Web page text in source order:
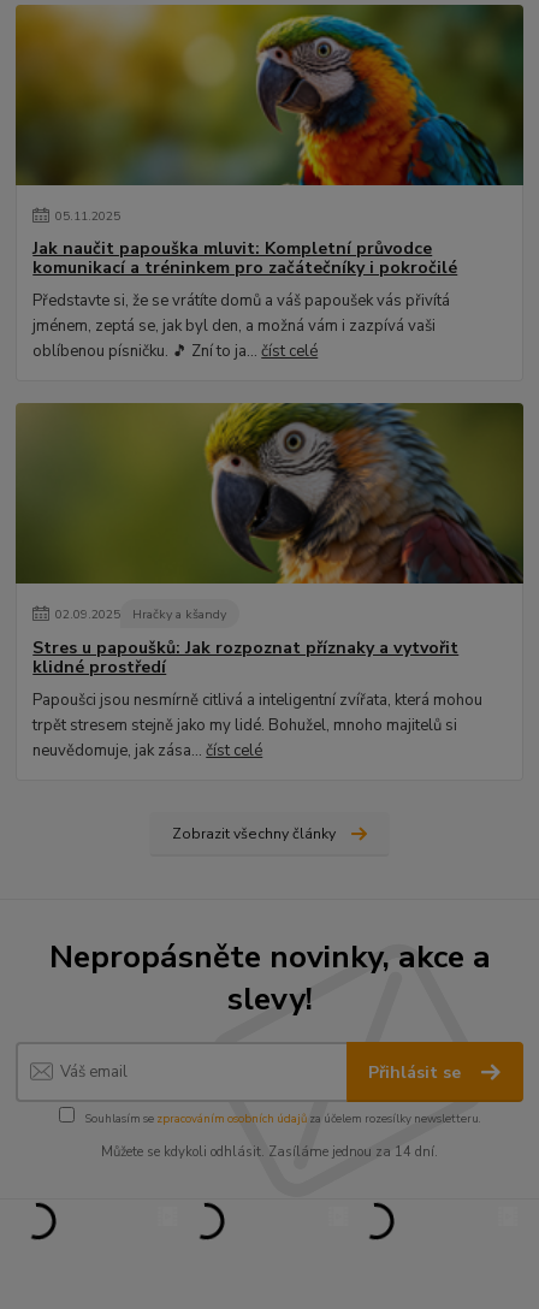
05.11.2025
Jak naučit papouška mluvit: Kompletní průvodce
komunikací a tréninkem pro začátečníky i pokročilé
Představte si, že se vrátíte domů a váš papoušek vás přivítá
jménem, zeptá se, jak byl den, a možná vám i zazpívá vaši
oblíbenou písničku. 🎵 Zní to ja...číst celé
02.09.2025 Hračky a kšandy
Stres u papoušků: Jak rozpoznat příznaky a vytvořit
klidné prostředí
Papoušci jsou nesmírně citlivá a inteligentní zvířata, která mohou
trpět stresem stejně jako my lidé. Bohužel, mnoho majitelů si
neuvědomuje, jak zása...číst celé
Zobrazit všechny články
Nepropásněte novinky, akce a
slevy!
Přihlásit se
Souhlasím se zpracováním osobních údajůza účelem rozesílky newsletteru.
Můžete se kdykoli odhlásit. Zasíláme jednou za 14 dní.